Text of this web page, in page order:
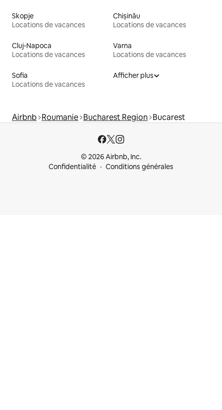
Skopje
Locations de vacances
Chișinău
Locations de vacances
Cluj-Napoca
Locations de vacances
Varna
Locations de vacances
Sofia
Locations de vacances
Afficher plus
Airbnb Roumanie Bucharest Region Bucarest
© 2026 Airbnb, Inc.
Confidentialité
Conditions générales